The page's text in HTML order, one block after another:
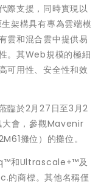
際支援，同時實現以
架構具有專為雲端模
雲和混合雲中提供易
。其Web規模的極細
可用性、安全性和效
臨於2月27日至3月2
大會，參觀Mavenir
攤位）的攤位。
和Ultrascale+™及
商標。其他名稱僅